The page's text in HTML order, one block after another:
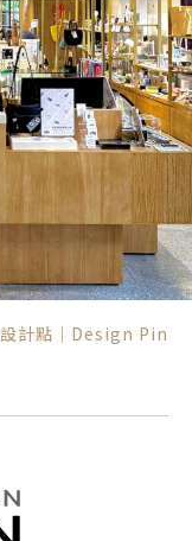
設計點｜Design Pin